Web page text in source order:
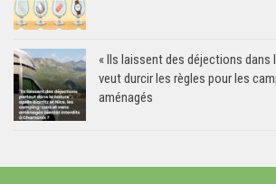
« Ils laissent des déjections dans
veut durcir les règles pour les
aménagés